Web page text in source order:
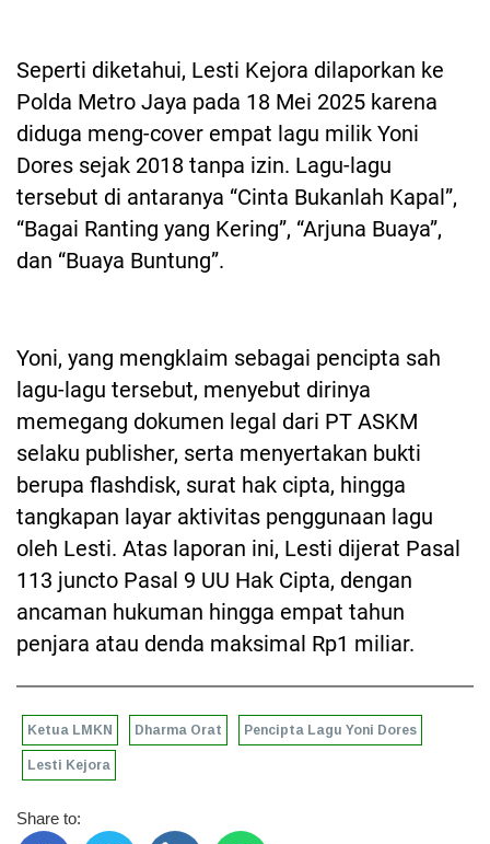
Seperti diketahui, Lesti Kejora dilaporkan ke
Polda Metro Jaya pada 18 Mei 2025 karena
diduga meng-cover empat lagu milik Yoni
Dores sejak 2018 tanpa izin. Lagu-lagu
tersebut di antaranya “Cinta Bukanlah Kapal”,
“Bagai Ranting yang Kering”, “Arjuna Buaya”,
dan “Buaya Buntung”.
Yoni, yang mengklaim sebagai pencipta sah
lagu-lagu tersebut, menyebut dirinya
memegang dokumen legal dari PT ASKM
selaku publisher, serta menyertakan bukti
berupa flashdisk, surat hak cipta, hingga
tangkapan layar aktivitas penggunaan lagu
oleh Lesti. Atas laporan ini, Lesti dijerat Pasal
113 juncto Pasal 9 UU Hak Cipta, dengan
ancaman hukuman hingga empat tahun
penjara atau denda maksimal Rp1 miliar.
Ketua LMKN Dharma Orat Pencipta Lagu Yoni Dores
Lesti Kejora
Share to: